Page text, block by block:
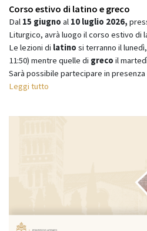
Corso estivo di latino e greco
Dal 15 giugno al 10 luglio 2026,
Liturgico, avrà luogo il corso estivo di
Le lezioni di latino si terranno il
11:50) mentre quelle di greco il
Sarà possibile partecipare in presenza
Leggi tutto